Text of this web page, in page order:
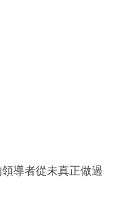
導者從未真正做過